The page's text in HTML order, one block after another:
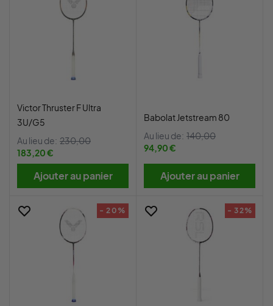
Victor Thruster F Ultra
3U/G5
Au lieu de: 230,00
183,20 €
Ajouter au panier
Babolat Jetstream 80
Au lieu de: 140,00
94,90 €
Ajouter au panier
- 20% - 32%